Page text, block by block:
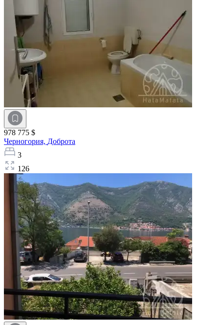
978 775 $
Черногория, Доброта
3
126